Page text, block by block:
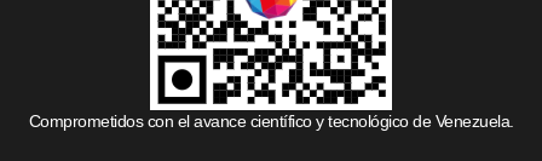
Comprometidos con el avance científico y tecnológico de Venezuela.